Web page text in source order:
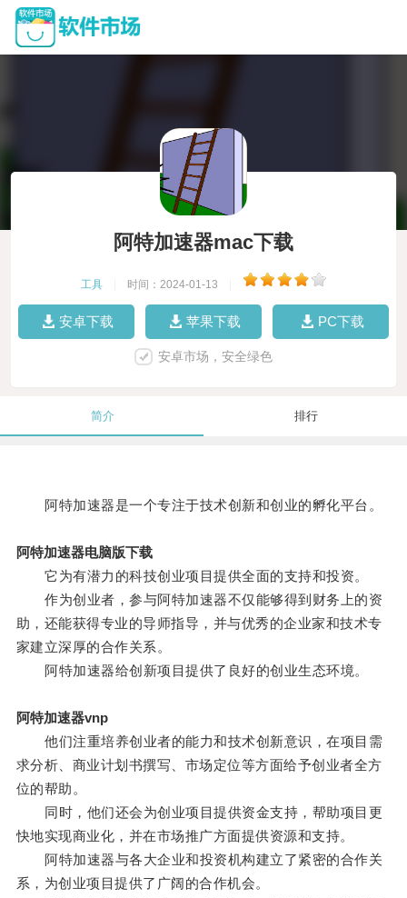
阿特加速器mac下载
工具 时间：2024-01-13
安卓下载 苹果下载 PC下载
安卓市场，安全绿色
简介 排行
阿特加速器是一个专注于技术创新和创业的孵化平台。
阿特加速器电脑版下载
它为有潜力的科技创业项目提供全面的支持和投资。
作为创业者，参与阿特加速器不仅能够得到财务上的资
助，还能获得专业的导师指导，并与优秀的企业家和技术专
家建立深厚的合作关系。
阿特加速器给创新项目提供了良好的创业生态环境。
阿特加速器vnp
他们注重培养创业者的能力和技术创新意识，在项目需
求分析、商业计划书撰写、市场定位等方面给予创业者全方
位的帮助。
同时，他们还会为创业项目提供资金支持，帮助项目更
快地实现商业化，并在市场推广方面提供资源和支持。
阿特加速器与各大企业和投资机构建立了紧密的合作关
系，为创业项目提供了广阔的合作机会。